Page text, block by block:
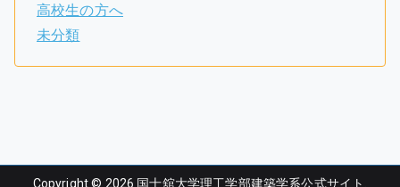
高校生の方へ
未分類
Copyright © 2026 国士舘大学理工学部建築学系公式サイト